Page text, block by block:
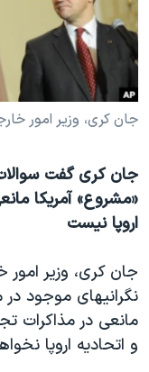
فرهنگ و زندگی
حقوق شهروندی
اقتصادی
علم و فناوری
گالری عکس
آرشیو پخش زنده
مستندها
انتخابات ریاست جمهوری
حمله جمهوری
رمز مهسا
اعتراضات زن،
مجموعه مستندهای
دادگاه حمید نوری
چهل سال گروگان‌گیری
قانون شفافیت دارائی
دنبال کنید
جان کری، وزیر امور
جان کری گفت سوالات
«مشروع» آمریکا
اروپا نیست
جان کری، وزیر امور
نگرانیهای موجود در
مانعی در مذاکرات
و اتحادیه اروپا